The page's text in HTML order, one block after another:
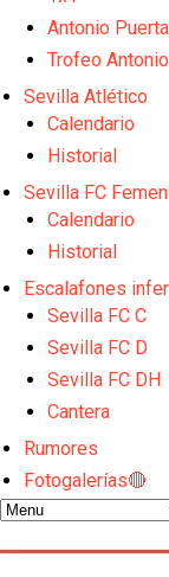
Juanlu de
El Granada
El Sevilla
Antonio Puerta
Trofeo
Sevilla Atlético
Calendario
Historial
Sevilla FC
Calendario
Historial
Escalafones
Sevilla FC C
Sevilla FC D
Sevilla FC DH
Cantera
Rumores
Fotogalerías🔴